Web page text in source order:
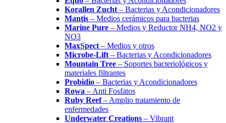
Korallen Zucht – Bacterias y Acondicionadores
Mantis – Medios cerámicos para bacterias
Marine Pure – Medios y Reductor NH4, NO2 y
NO3
MaxSpect – Medios y otros
Microbe-Lift – Bacterias y Acondicionadores
Mountain Tree – Soportes bacteriológicos y
materiales filtrantes
Probidio – Bacterias y Acondicionadores
Rowa – Anti Fosfatos
Ruby Reef– Amplio tratamiento de
enfermedades
Underwater Creations – Vibrant